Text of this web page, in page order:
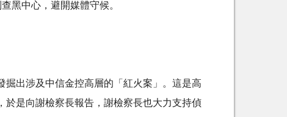
黑中心，避開媒體守候。
出涉及中信金控高層的「紅火案」。這是高
是向謝檢察長報告，謝檢察長也大力支持偵